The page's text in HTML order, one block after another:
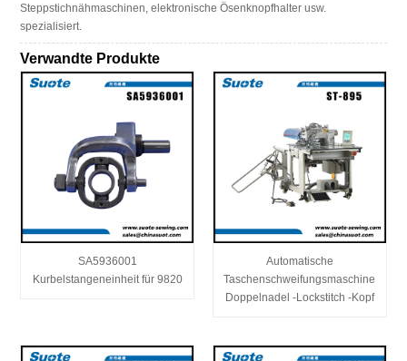
Steppstichnähmaschinen, elektronische Ösenknopfhalter usw.
spezialisiert.
Verwandte Produkte
SA5936001
Kurbelstangeneinheit für 9820
Automatische
Taschenschweifungsmaschine
Doppelnadel -Lockstitch -Kopf